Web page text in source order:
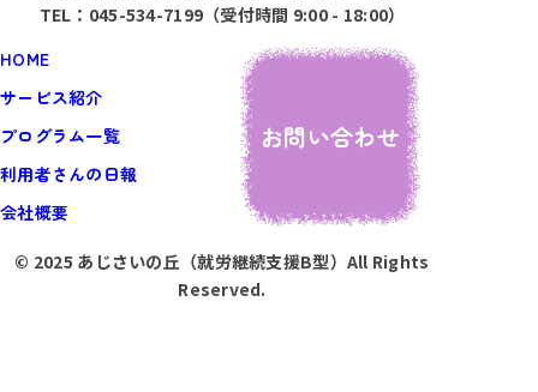
TEL：045-534-7199（受付時間 9:00 - 18:00）
HOME
サービス紹介
プログラム一覧
利用者さんの日報
会社概要
お問い合わせ
© 2025 あじさいの丘（就労継続支援B型）All Rights
Reserved.